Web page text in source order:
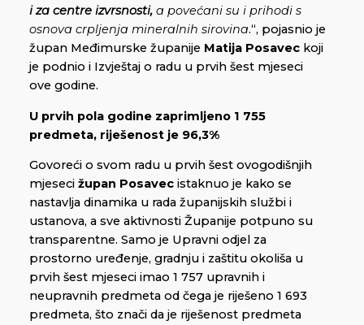
i za centre izvrsnosti, a povećani su i prihodi s
osnova crpljenja mineralnih sirovina.“, pojasnio je
župan Međimurske županije Matija Posavec koji
je podnio i Izvještaj o radu u prvih šest mjeseci
ove godine.
U prvih pola godine zaprimljeno 1 755
predmeta, riješenost je 96,3%
Govoreći o svom radu u prvih šest ovogodišnjih
mjeseci župan Posavec istaknuo je kako se
nastavlja dinamika u rada županijskih službi i
ustanova, a sve aktivnosti Županije potpuno su
transparentne. Samo je Upravni odjel za
prostorno uređenje, gradnju i zaštitu okoliša u
prvih šest mjeseci imao 1 757 upravnih i
neupravnih predmeta od čega je riješeno 1 693
predmeta, što znači da je riješenost predmeta